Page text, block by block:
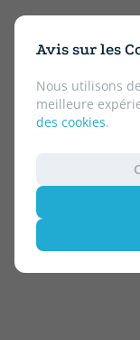
Avis sur les
Nous utilisons
meilleure
des cookies.